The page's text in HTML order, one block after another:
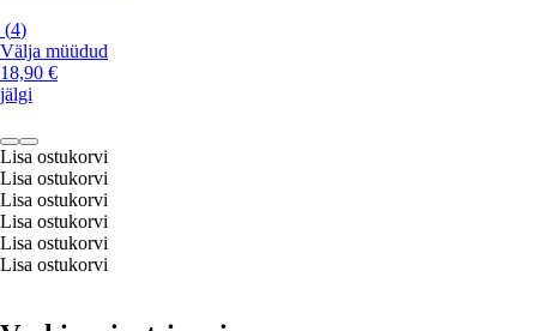
(4)
Välja müüdud
18,90 €
jälgi
Lisa ostukorvi
Lisa ostukorvi
Lisa ostukorvi
Lisa ostukorvi
Lisa ostukorvi
Lisa ostukorvi